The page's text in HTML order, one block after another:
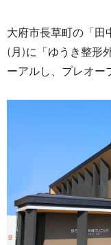
大府市長草町の「田
(月 )に「ゆうき整形
ーアルし、プレオー